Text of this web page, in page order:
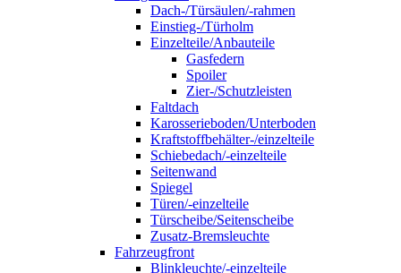
Dach-/Türsäulen/-rahmen
Einstieg-/Türholm
Einzelteile/Anbauteile
Gasfedern
Spoiler
Zier-/Schutzleisten
Faltdach
Karosserieboden/Unterboden
Kraftstoffbehälter-/einzelteile
Schiebedach/-einzelteile
Seitenwand
Spiegel
Türen/-einzelteile
Türscheibe/Seitenscheibe
Zusatz-Bremsleuchte
Fahrzeugfront
Blinkleuchte/-einzelteile